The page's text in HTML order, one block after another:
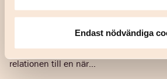
Endast nödvändiga
FÖREBYGGANDE FÖR HÄLSAN /
medlem kan använda vår
Den handlar om hur en kvinna fick
relationen till en när...